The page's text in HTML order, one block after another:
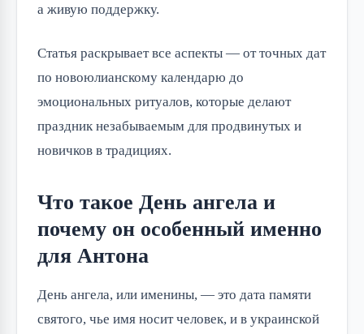
а живую поддержку.
Статья раскрывает все аспекты — от точных дат
по новоюлианскому календарю до
эмоциональных ритуалов, которые делают
праздник незабываемым для продвинутых и
новичков в традициях.
Что такое День ангела и
почему он особенный именно
для Антона
День ангела, или именины, — это дата памяти
святого, чье имя носит человек, и в украинской